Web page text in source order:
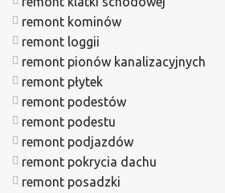
remont kominów
remont loggii
remont pionów kanalizacyjnych
remont płytek
remont podestów
remont podestu
remont podjazdów
remont pokrycia dachu
remont posadzki